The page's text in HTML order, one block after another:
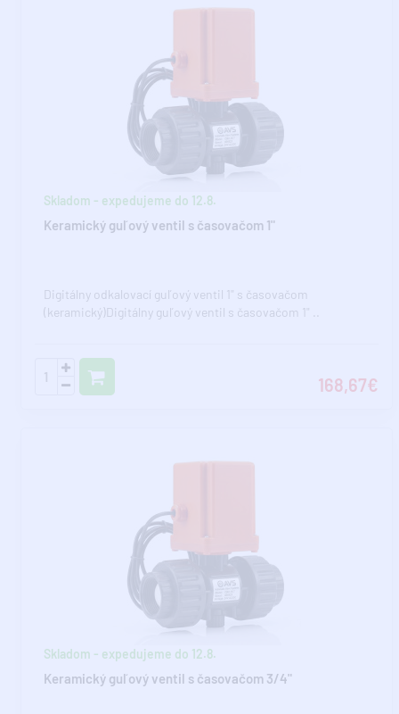
Skladom - expedujeme do 12.8.
Keramický guľový ventil s časovačom 1"
Digitálny odkalovací guľový ventil 1" s časovačom
(keramický)Digitálny guľový ventil s časovačom 1" ..
168,67€
Skladom - expedujeme do 12.8.
Keramický guľový ventil s časovačom 3/4"